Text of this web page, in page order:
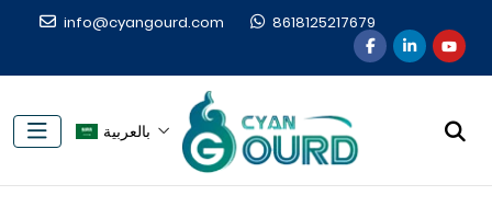
info@cyangourd.com 8618125217679
بالعربية